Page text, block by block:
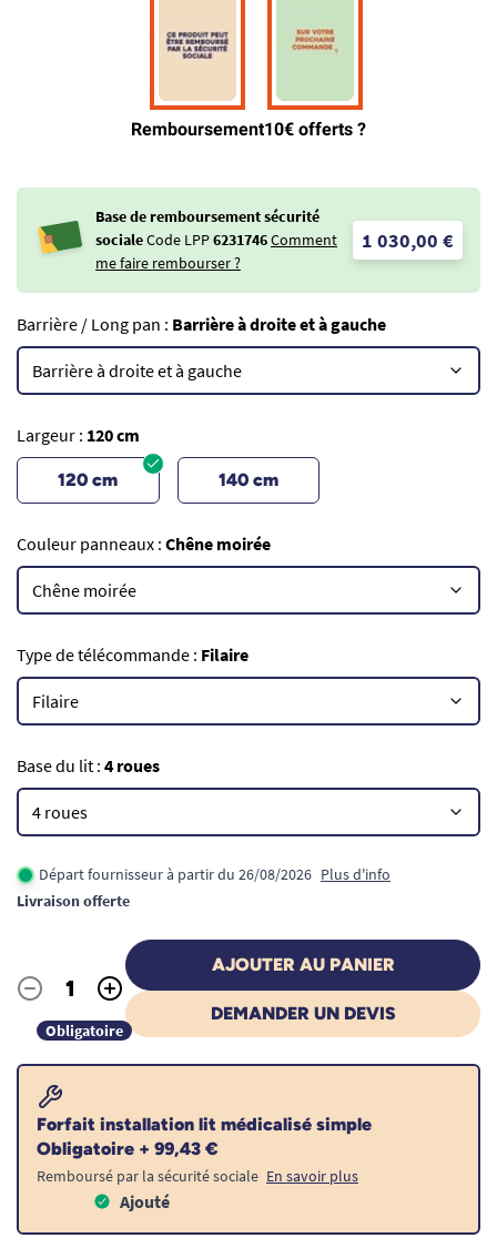
Base de remboursement sécurité
socialeCode LPP6231746Comment
me faire rembourser ?
1 030,00 €
Barrière / Long pan : Barrière à droite et à gauche
Largeur : 120 cm
120 cm 140 cm
Couleur panneaux : Chêne moirée
Type de télécommande : Filaire
Base du lit : 4 roues
Départ fournisseur à partir du 26/08/2026 Plus d'info
Livraison offerte
Quantité
- +
AJOUTER AU PANIER
DEMANDER UN DEVIS
Obligatoire
Forfait installation lit médicalisé simple
Obligatoire + 99,43 €
Remboursé par la sécurité sociale En savoir plus
Ajouté